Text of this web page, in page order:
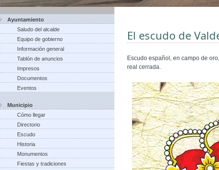
Ayuntamiento
Saludo del alcalde
Equipo de gobierno
Información general
Tablón de anuncios
Impresos
Documentos
Eventos
Municipio
Cómo llegar
Directorio
Escudo
Historia
Monumentos
Fiestas y tradiciones
El escudo de
Escudo español, en campo de
real cerrada.